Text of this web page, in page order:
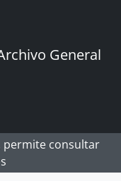
General
permite consultar